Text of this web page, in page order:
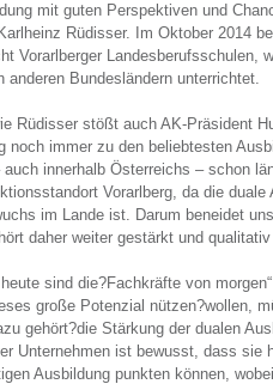
mit guten Perspektiven und
Rüdisser. Im Oktober 2014
Vorarlberger Landesberufsschulen,
anderen Bundesländern unterrichtet.
Rüdisser stößt auch AK-Präsident
noch immer zu den beliebtesten
auch innerhalb Österreichs – schon
Vorarlberg, da die
im Lande ist. Darum beneidet
daher weiter gestärkt und
sind die?Fachkräfte von
große Potenzial nützen?wollen,
gehört?die Stärkung der dualen
Unternehmen ist bewusst, dass sie
Ausbildung punkten können,